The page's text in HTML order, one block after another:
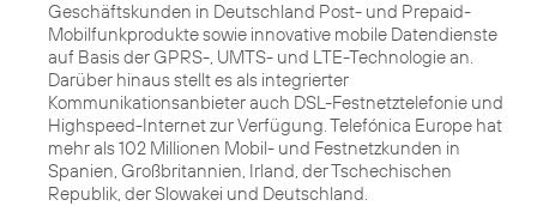
Geschäftskunden in Deutschland Post- und Prepaid-
Mobilfunkprodukte sowie innovative mobile Datendienste
auf Basis der GPRS-, UMTS- und LTE-Technologie an.
Darüber hinaus stellt es als integrierter
Kommunikationsanbieter auch DSL-Festnetztelefonie und
Highspeed-Internet zur Verfügung. Telefónica Europe hat
mehr als 102 Millionen Mobil- und Festnetzkunden in
Spanien, Großbritannien, Irland, der Tschechischen
Republik, der Slowakei und Deutschland.